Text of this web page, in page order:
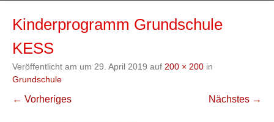
Kinderprogramm Grundschule
KESS
Veröffentlicht am um 29. April 2019 auf 200 × 200 in
Grundschule
← Vorheriges Nächstes →